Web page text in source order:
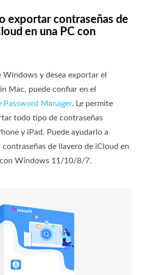
exportar contraseñas de
en una PC con
Windows y desea exportar el
Mac, puede confiar en el
Password Manager. Le permite
todo tipo de contraseñas
y iPad. Puede ayudarlo a
de llavero de iCloud en
Windows 11/10/8/7.